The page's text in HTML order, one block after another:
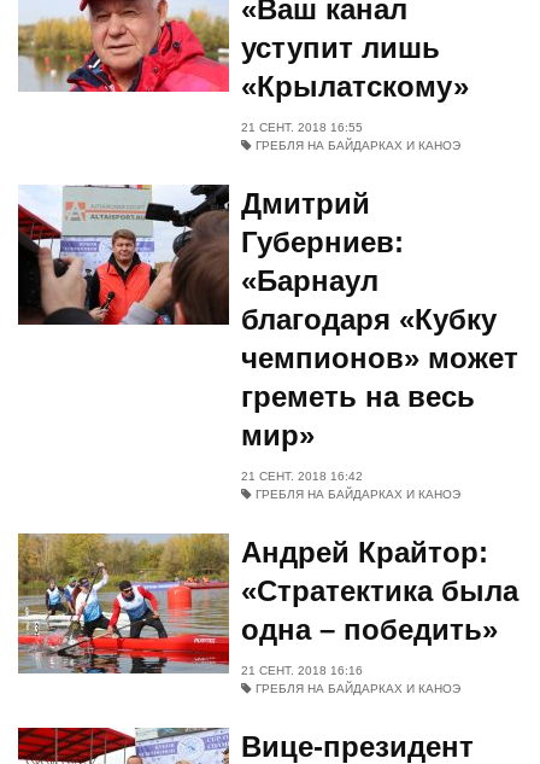
«Ваш канал
уступит лишь
«Крылатскому»
21 СЕНТ. 2018 16:55
ГРЕБЛЯ НА БАЙДАРКАХ И КАНОЭ
Дмитрий
Губерниев:
«Барнаул
благодаря «Кубку
чемпионов» может
греметь на весь
мир»
21 СЕНТ. 2018 16:42
ГРЕБЛЯ НА БАЙДАРКАХ И КАНОЭ
Андрей Крайтор:
«Стратектика была
одна – победить»
21 СЕНТ. 2018 16:16
ГРЕБЛЯ НА БАЙДАРКАХ И КАНОЭ
Вице-президент